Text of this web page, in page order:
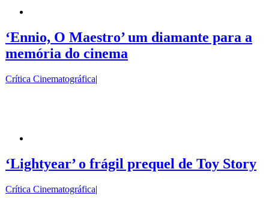
‘Ennio, O Maestro’ um diamante para a
memória do cinema
Crítica Cinematográfica|
‘Lightyear’ o frágil prequel de Toy Story
Crítica Cinematográfica|